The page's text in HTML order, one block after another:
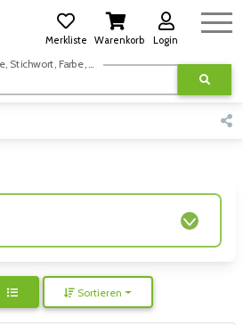
Merkliste Warenkorb Login
Suchen nach Kategorie, Name, Stichwort, Farbe, usw.
Sortieren